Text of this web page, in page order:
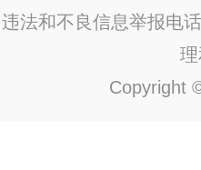
违法和不良信息举报电
Copyright